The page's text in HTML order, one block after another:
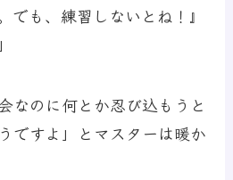
でも、練習しないとね！』
なのに何とか忍び込もうと
ですよ」とマスターは暖か